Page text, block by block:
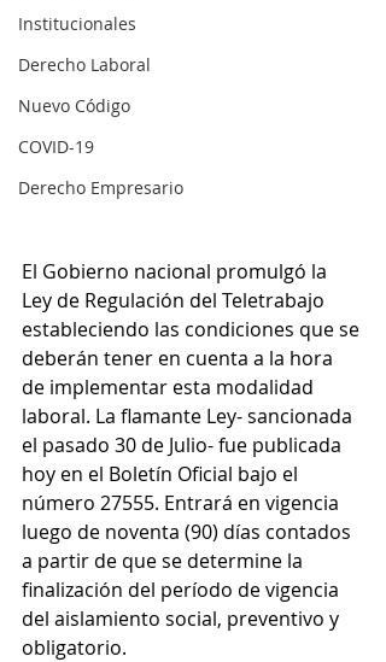
Institucionales
Derecho Laboral
Nuevo Código
COVID-19
Derecho Empresario
El Gobierno nacional promulgó la
Ley de Regulación del Teletrabajo
estableciendo las condiciones que se
deberán tener en cuenta a la hora
de implementar esta modalidad
laboral. La flamante Ley- sancionada
el pasado 30 de Julio- fue publicada
hoy en el Boletín Oficial bajo el
número 27555. Entrará en vigencia
luego de noventa (90) días contados
a partir de que se determine la
finalización del período de vigencia
del aislamiento social, preventivo y
obligatorio.